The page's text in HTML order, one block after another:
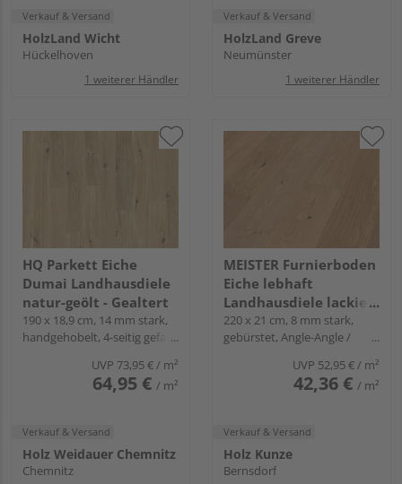
Verkauf & Versand
HolzLand Wicht
Hückelhoven
1 weiterer Händler
Verkauf & Versand
HolzLand Greve
Neumünster
1 weiterer Händler
HQ Parkett Eiche
Dumai Landhausdiele
natur-geölt - Gealtert
190 x 18,9 cm, 14 mm stark,
handgehobelt, 4-seitig gefast,
UVP 73,95 €/ m²
64,95 € / m²
Verkauf & Versand
Holz Weidauer Chemnitz
Chemnitz
MEISTER Furnierboden
Eiche lebhaft
Landhausdiele lackiert
- Natureflex HD 100
220 x 21 cm, 8 mm stark,
gebürstet, Angle-Angle /
UVP 52,95 €/ m²
42,36 € / m²
Verkauf & Versand
Holz Kunze
Bernsdorf